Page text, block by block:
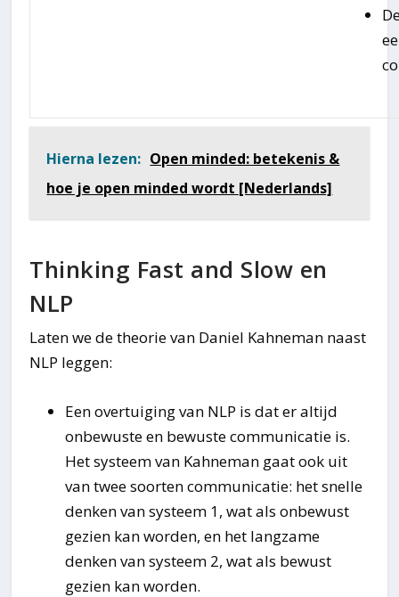
Hierna lezen: Open minded: betekenis &
hoe je open minded wordt [Nederlands]
Thinking Fast and Slow en
NLP
Laten we de theorie van Daniel Kahneman naast
NLP leggen:
Een overtuiging van NLP is dat er altijd
onbewuste en bewuste communicatie is.
Het systeem van Kahneman gaat ook uit
van twee soorten communicatie: het snelle
denken van systeem 1, wat als onbewust
gezien kan worden, en het langzame
denken van systeem 2, wat als bewust
gezien kan worden.